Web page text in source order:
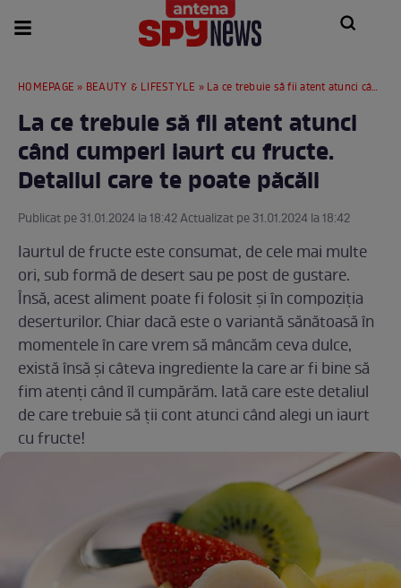
HOMEPAGE » BEAUTY & LIFESTYLE » La ce trebuie să fii atent atunci când cumperi iaurt cu fructe. Detaliul care te poate păcăli
La ce trebuie să fii atent atunci
când cumperi iaurt cu fructe.
Detaliul care te poate păcăli
Publicat pe 31.01.2024 la 18:42 Actualizat pe 31.01.2024 la 18:42
Iaurtul de fructe este consumat, de cele mai multe
ori, sub formă de desert sau pe post de gustare.
Însă, acest aliment poate fi folosit și în compoziția
deserturilor. Chiar dacă este o variantă sănătoasă în
momentele în care vrem să mâncăm ceva dulce,
există însă și câteva ingrediente la care ar fi bine să
fim atenți când îl cumpărăm. Iată care este detaliul
de care trebuie să ții cont atunci când alegi un iaurt
cu fructe!